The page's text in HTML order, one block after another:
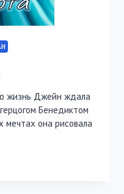
жизнь Джейн ждала
Бенедиктом
мечтах она рисовала